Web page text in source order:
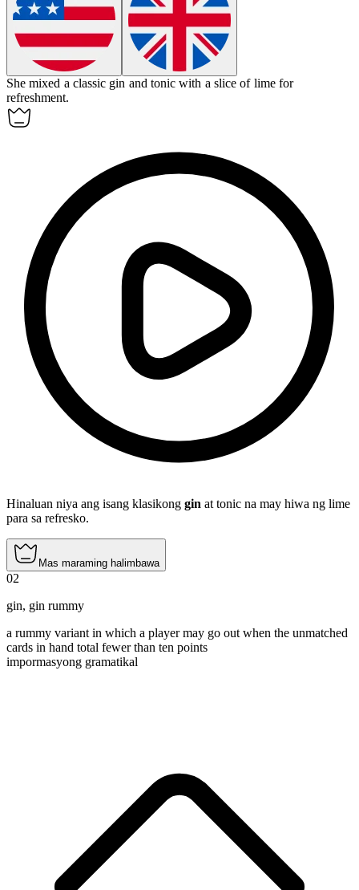
She mixed a classic gin and tonic with a slice of lime for
refreshment.
Hinaluan niya ang isang klasikong gin at tonic na may hiwa ng lime
para sa refresko.
Mas maraming halimbawa
02
gin, gin rummy
a rummy variant in which a player may go out when the unmatched
cards in hand total fewer than ten points
impormasyong gramatikal